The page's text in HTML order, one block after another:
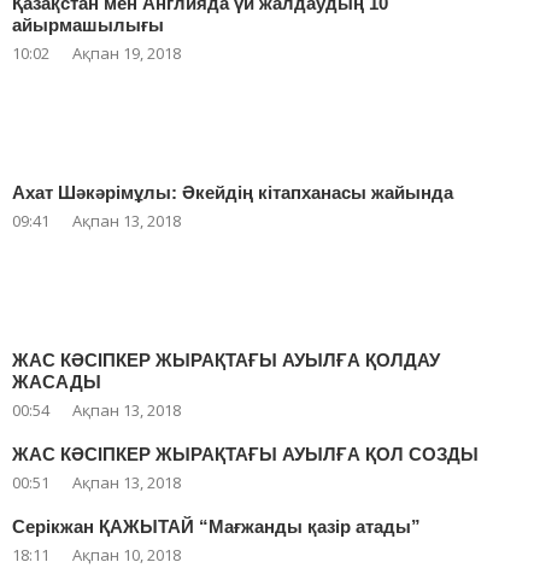
айырмашылығы
10:02 Ақпан 19, 2018
Ахат Шәкәрімұлы: Әкейдің кітапханасы жайында
09:41 Ақпан 13, 2018
ЖАС КӘСІПКЕР ЖЫРАҚТАҒЫ АУЫЛҒА ҚОЛДАУ
ЖАСАДЫ
00:54 Ақпан 13, 2018
ЖАС КӘСІПКЕР ЖЫРАҚТАҒЫ АУЫЛҒА ҚОЛ СОЗДЫ
00:51 Ақпан 13, 2018
Серікжан ҚАЖЫТАЙ “Мағжанды қазір атады”
18:11 Ақпан 10, 2018